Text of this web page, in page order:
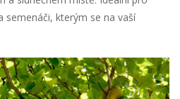
semenáči, kterým se na vaší